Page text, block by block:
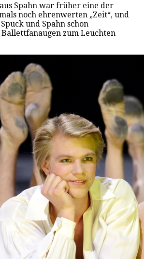
Spahn war früher eine der
noch ehrenwerten „Zeit“, und
und Spahn schon
zum Leuchten